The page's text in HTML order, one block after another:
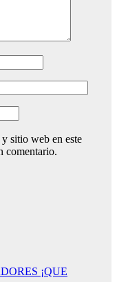
sitio web en este
comentario.
¡QUE